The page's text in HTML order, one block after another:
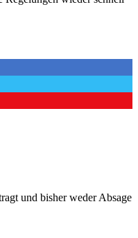
und bisher weder Absage